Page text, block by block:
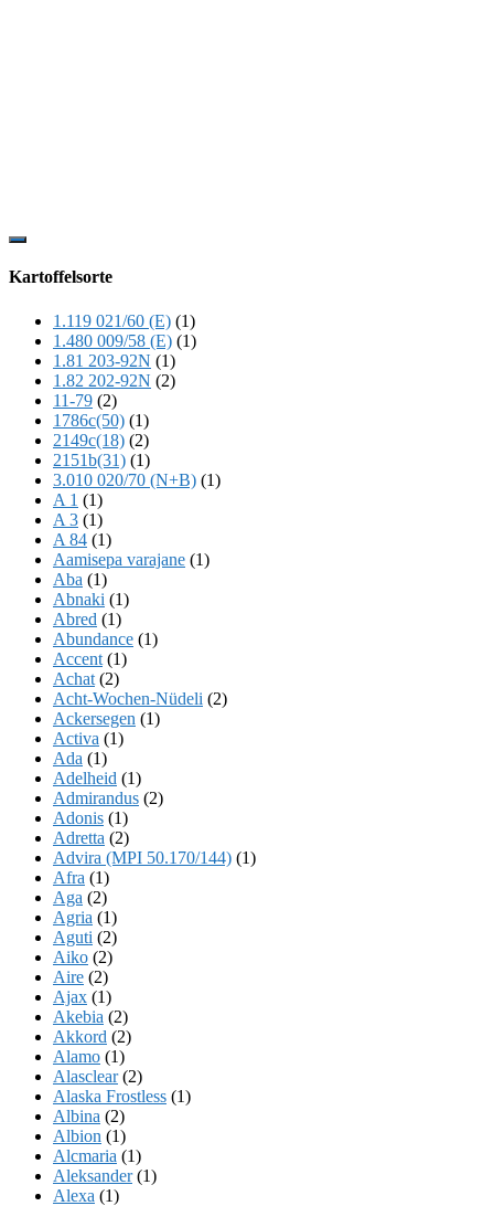
Show
Content
Kartoffelsorte
1.119 021/60 (E) (1)
1.480 009/58 (E) (1)
1.81 203-92N (1)
1.82 202-92N (2)
11-79 (2)
1786c(50) (1)
2149c(18) (2)
2151b(31) (1)
3.010 020/70 (N+B) (1)
A 1 (1)
A 3 (1)
A 84 (1)
Aamisepa varajane (1)
Aba (1)
Abnaki (1)
Abred (1)
Abundance (1)
Accent (1)
Achat (2)
Acht-Wochen-Nüdeli (2)
Ackersegen (1)
Activa (1)
Ada (1)
Adelheid (1)
Admirandus (2)
Adonis (1)
Adretta (2)
Advira (MPI 50.170/144) (1)
Afra (1)
Aga (2)
Agria (1)
Aguti (2)
Aiko (2)
Aire (2)
Ajax (1)
Akebia (2)
Akkord (2)
Alamo (1)
Alasclear(2)
Alaska Frostless (1)
Albina (2)
Albion (1)
Alcmaria (1)
Aleksander(1)
Alexa (1)